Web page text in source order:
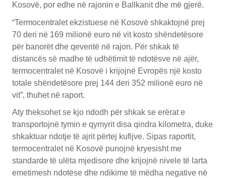
Kosovë, por edhe në rajonin e Ballkanit dhe më gjerë.
“Termocentralet ekzistuese në Kosovë shkaktojnë prej
70 deri në 169 milionë euro në vit kosto shëndetësore
për banorët dhe qeveritë në rajon. Për shkak të
distancës së madhe të udhëtimit të ndotësve në ajër,
termocentralet në Kosovë i krijojnë Evropës një kosto
totale shëndetësore prej 144 deri 352 milionë euro në
vit”, thuhet në raport.
Aty theksohet se kjo ndodh për shkak se erërat e
transportojnë tymin e qymyrit disa qindra kilometra, duke
shkaktuar ndotje të ajrit përtej kufijve. Sipas raportit,
termocentralet në Kosovë punojnë kryesisht me
standarde të ulëta mjedisore dhe krijojnë nivele të larta
emetimesh ndotëse dhe ndikime të mëdha negative në